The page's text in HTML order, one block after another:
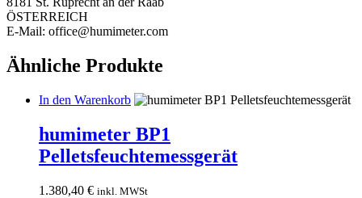
ÖSTERREICH
E-Mail: office@humimeter.com
Ähnliche Produkte
In den Warenkorb
humimeter BP1
Pelletsfeuchtemessgerät
1.380,40 € inkl. MWSt